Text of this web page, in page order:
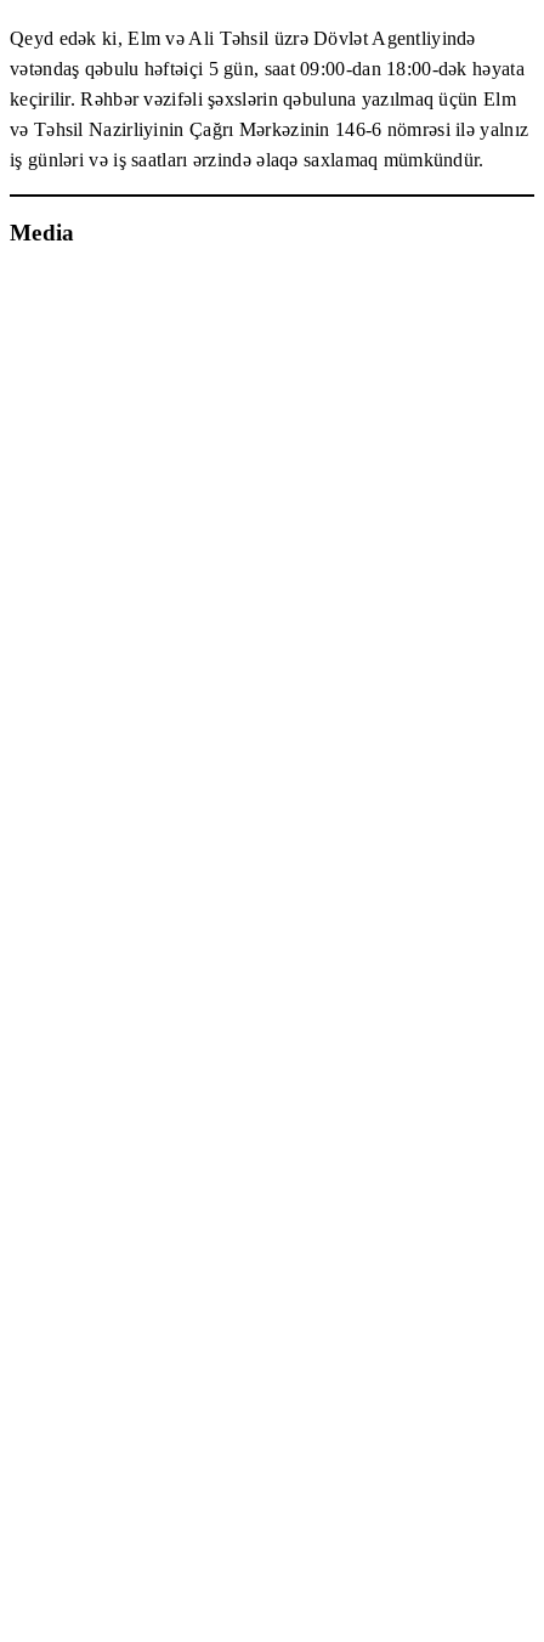
Qeyd edək ki, Elm və Ali Təhsil üzrə Dövlət Agentliyində
vətəndaş qəbulu həftəiçi 5 gün, saat 09:00-dan 18:00-dək həyata
keçirilir. Rəhbər vəzifəli şəxslərin qəbuluna yazılmaq üçün Elm
və Təhsil Nazirliyinin Çağrı Mərkəzinin 146-6 nömrəsi ilə yalnız
iş günləri və iş saatları ərzində əlaqə saxlamaq mümkündür.
Media